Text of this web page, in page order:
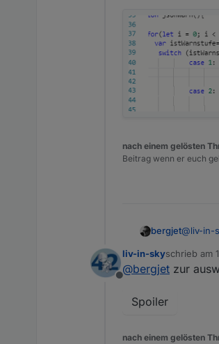
nach einem gelösten
Beitrag wenn er euch
bergjet@liv-in-
du
Offline
liv-in-skyschrieb am
zuletzt
@bergjet zur
Spoiler
nach einem gelösten